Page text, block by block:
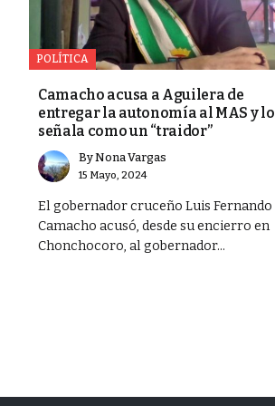
POLÍTICA
Camacho acusa a Aguilera de
entregar la autonomía al MAS y lo
señala como un “traidor”
ByNona Vargas
15 Mayo, 2024
El gobernador cruceño Luis Fernando
Camacho acusó, desde su encierro en
Chonchocoro, al gobernador...